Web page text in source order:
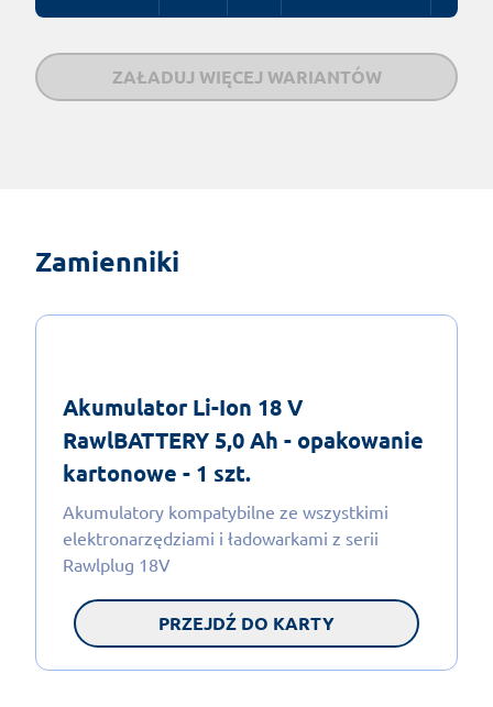
ZAŁADUJ WIĘCEJ WARIANTÓW
Zamienniki
Akumulator Li-Ion 18 V
RawlBATTERY 5,0 Ah - opakowanie
kartonowe - 1 szt.
Akumulatory kompatybilne ze wszystkimi
elektronarzędziami i ładowarkami z serii
Rawlplug 18V
PRZEJDŹ DO KARTY